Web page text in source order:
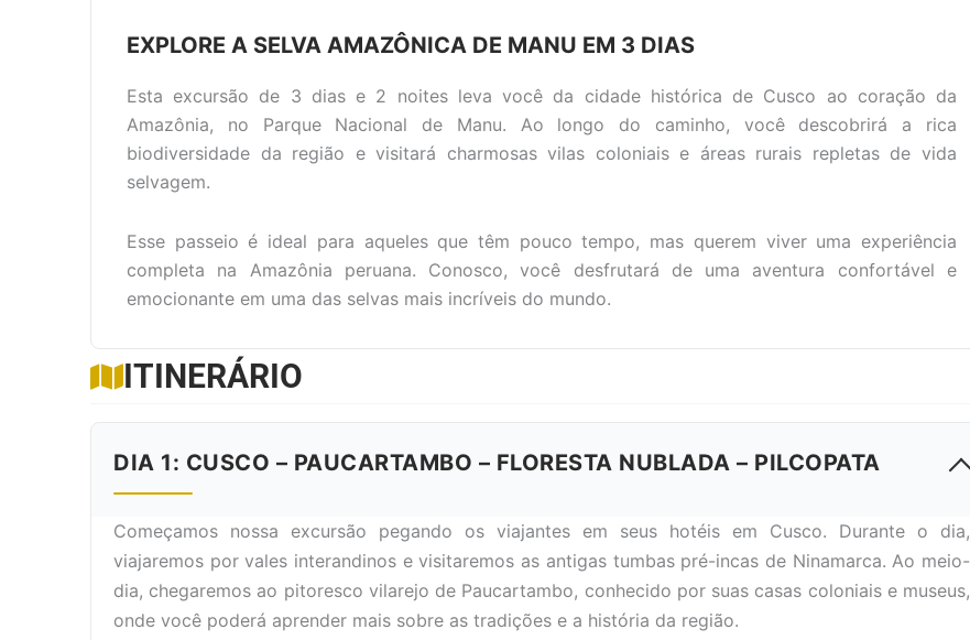
EXPLORE A SELVA AMAZÔNICA DE MANU EM 3 DIAS
Esta excursão de 3 dias e 2 noites leva você da cidade histórica de Cusco ao coração da
Amazônia, no Parque Nacional de Manu. Ao longo do caminho, você descobrirá a rica
biodiversidade da região e visitará charmosas vilas coloniais e áreas rurais repletas de vida
selvagem.
Esse passeio é ideal para aqueles que têm pouco tempo, mas querem viver uma experiência
completa na Amazônia peruana. Conosco, você desfrutará de uma aventura confortável e
emocionante em uma das selvas mais incríveis do mundo.
ITINERÁRIO
DIA 1: CUSCO – PAUCARTAMBO – FLORESTA NUBLADA – PILCOPATA
Começamos nossa excursão pegando os viajantes em seus hotéis em Cusco. Durante o dia,
viajaremos por vales interandinos e visitaremos as antigas tumbas pré-incas de Ninamarca. Ao meio-
dia, chegaremos ao pitoresco vilarejo de Paucartambo, conhecido por suas casas coloniais e museus,
onde você poderá aprender mais sobre as tradições e a história da região.